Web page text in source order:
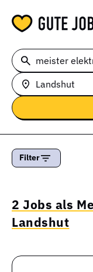
Filter
2 Jobs als
Landshut